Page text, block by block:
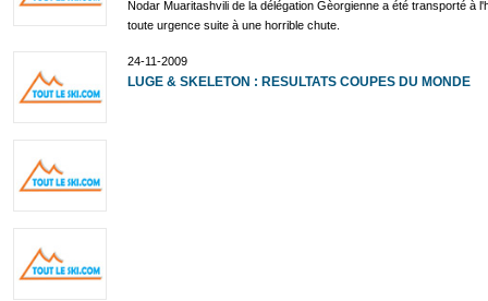
Nodar Muaritashvili de la délégation Gèorgienne a été transporté à
toute urgence suite à une horrible chute.
24-11-2009
LUGE & SKELETON : RESULTATS COUPES DU MONDE